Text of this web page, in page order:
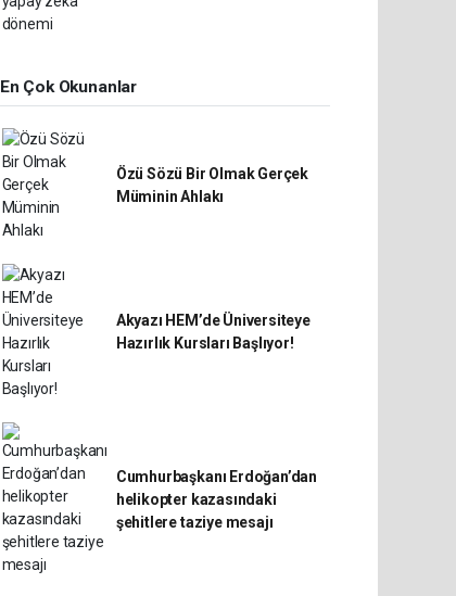
En Çok Okunanlar
Özü Sözü Bir Olmak Gerçek
Müminin Ahlakı
Akyazı HEM’de Üniversiteye
Hazırlık Kursları Başlıyor!
Cumhurbaşkanı Erdoğan’dan
helikopter kazasındaki
şehitlere taziye mesajı